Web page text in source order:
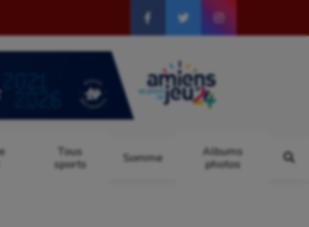
Tous
sports
Somme
Albums
photos